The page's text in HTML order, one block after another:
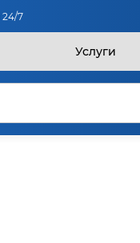
7
Услуги